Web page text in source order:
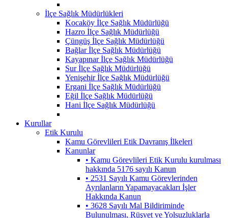
İlçe Sağlık Müdürlükleri
Kocaköy İlçe Sağlık Müdürlüğü
Hazro İlçe Sağlık Müdürlüğü
Çüngüş İlçe Sağlık Müdürlüğü
Bağlar İlçe Sağlık Müdürlüğü
Kayapınar İlçe Sağlık Müdürlüğü
Sur İlçe Sağlık Müdürlüğü
Yenişehir İlçe Sağlık Müdürlüğü
Ergani İlçe Sağlık Müdürlüğü
Eğil İlçe Sağlık Müdürlüğü
Hani İlçe Sağlık Müdürlüğü
Kurullar
Etik Kurulu
Kamu Görevlileri Etik Davranış İlkeleri
Kanunlar
• Kamu Görevlileri Etik Kurulu kurulması
hakkında 5176 sayılı Kanun
• 2531 Sayılı Kamu Görevlerinden
Ayrılanların Yapamayacakları İşler
Hakkında Kanun
• 3628 Sayılı Mal Bildiriminde
Bulunulması, Rüşvet ve Yolsuzluklarla